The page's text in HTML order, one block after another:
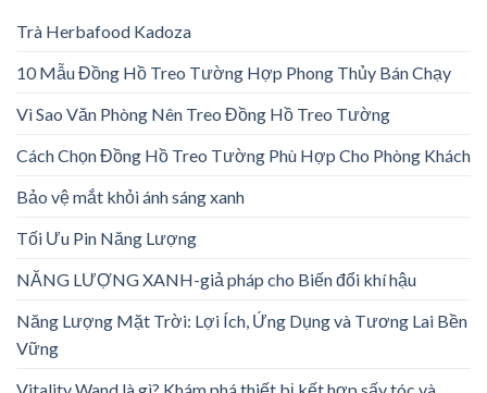
Trà Herbafood Kadoza
10 Mẫu Đồng Hồ Treo Tường Hợp Phong Thủy Bán Chạy
Vì Sao Văn Phòng Nên Treo Đồng Hồ Treo Tường
Cách Chọn Đồng Hồ Treo Tường Phù Hợp Cho Phòng Khách
Bảo vệ mắt khỏi ánh sáng xanh
Tối Ưu Pin Năng Lượng
NĂNG LƯỢNG XANH-giả pháp cho Biến đổi khí hậu
Năng Lượng Mặt Trời: Lợi Ích, Ứng Dụng và Tương Lai Bền
Vững
Vitality Wand là gì? Khám phá thiết bị kết hợp sấy tóc và